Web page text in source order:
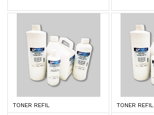
TONER REFIL TONER REFIL